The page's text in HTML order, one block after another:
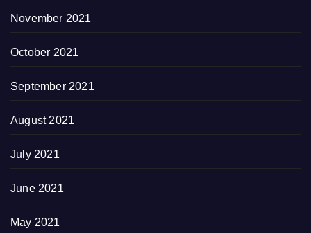
November 2021
October 2021
September 2021
August 2021
July 2021
June 2021
May 2021